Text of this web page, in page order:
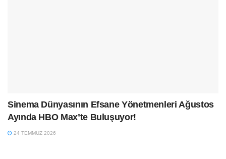
Sinema Dünyasının Efsane Yönetmenleri Ağustos
Ayında HBO Max’te Buluşuyor!
24 TEMMUZ 2026